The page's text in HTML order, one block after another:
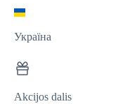
Україна
Akcijos dalis